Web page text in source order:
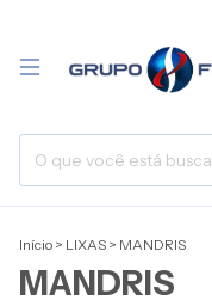
Início > LIXAS > MANDRIS
MANDRIS